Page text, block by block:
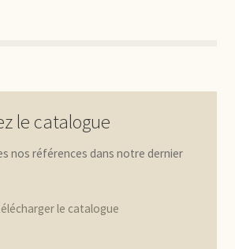
le catalogue
nos références dans notre dernier
le catalogue